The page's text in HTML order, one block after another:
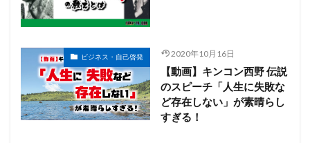
ビジネス・自己啓発 2020年10月16日
【動画】キンコン西野 伝説
のスピーチ「人生に失敗な
ど存在しない」が素晴らし
すぎる！